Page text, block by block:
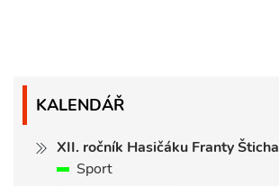
KALENDÁŘ
XII. ročník Hasičáku Franty Šticha
Sport